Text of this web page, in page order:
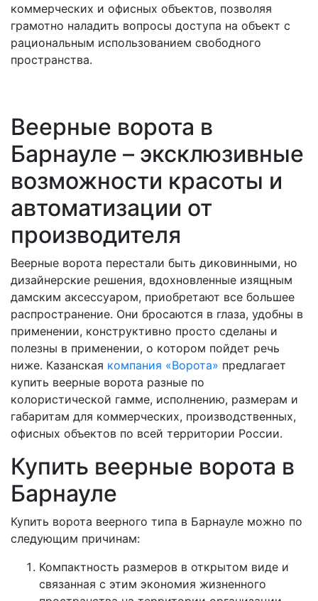
коммерческих и офисных объектов, позволяя
грамотно наладить вопросы доступа на объект с
рациональным использованием свободного
пространства.
Веерные ворота в
Барнауле – эксклюзивные
возможности красоты и
автоматизации от
производителя
Веерные ворота перестали быть диковинными, но
дизайнерские решения, вдохновленные изящным
дамским аксессуаром, приобретают все большее
распространение. Они бросаются в глаза, удобны в
применении, конструктивно просто сделаны и
полезны в применении, о котором пойдет речь
ниже. Казанская компания «Ворота» предлагает
купить веерные ворота разные по
колористической гамме, исполнению, размерам и
габаритам для коммерческих, производственных,
офисных объектов по всей территории России.
Купить веерные ворота в
Барнауле
Купить ворота веерного типа в Барнауле можно по
следующим причинам:
Компактность размеров в открытом виде и
связанная с этим экономия жизненного